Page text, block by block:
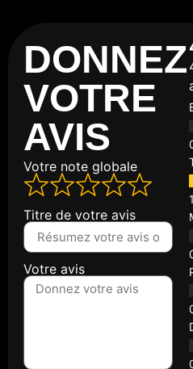
DONNEZ
VOTRE
AVIS
Votre note globale
Titre de votre avis
Votre avis